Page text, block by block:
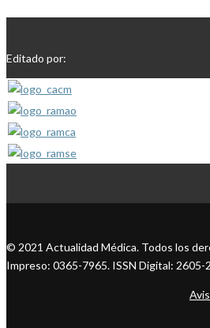
Editado por:
© 2021 Actualidad Médica. Todos los
Impreso: 0365-7965. ISSN Digital: 2605-